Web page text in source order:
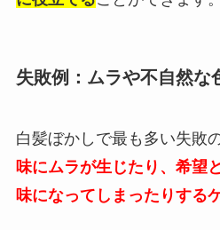
失敗例：ムラや不自然な
白髪ぼかしで最も多い失敗
味にムラが生じたり、希望
味になってしまったりする